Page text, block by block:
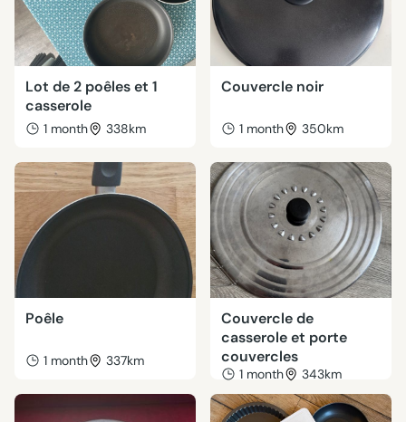
Lot de 2 poêles et 1
casserole
1 month 338km
Couvercle noir
1 month 350km
Poêle
1 month 337km
Couvercle de
casserole et porte
couvercles
1 month 343km